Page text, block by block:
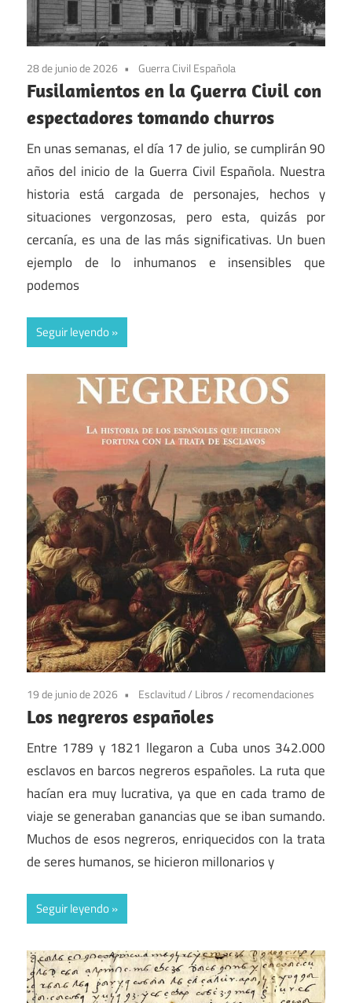
28 de junio de 2026 Guerra Civil Española
Fusilamientos en la Guerra Civil con
espectadores tomando churros
En unas semanas, el día 17 de julio, se cumplirán 90
años del inicio de la Guerra Civil Española. Nuestra
historia está cargada de personajes, hechos y
situaciones vergonzosas, pero esta, quizás por
cercanía, es una de las más significativas. Un buen
ejemplo de lo inhumanos e insensibles que
podemos
Seguir leyendo
19 de junio de 2026 Esclavitud/ Libros/ recomendaciones
Los negreros españoles
Entre 1789 y 1821 llegaron a Cuba unos 342.000
esclavos en barcos negreros españoles. La ruta que
hacían era muy lucrativa, ya que en cada tramo de
viaje se generaban ganancias que se iban sumando.
Muchos de esos negreros, enriquecidos con la trata
de seres humanos, se hicieron millonarios y
Seguir leyendo